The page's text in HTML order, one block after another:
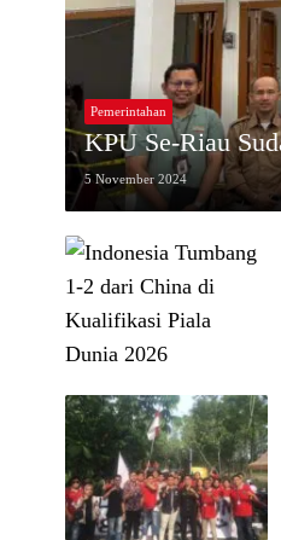
Pemerintahan
KPU Se-Riau
5 November 2024